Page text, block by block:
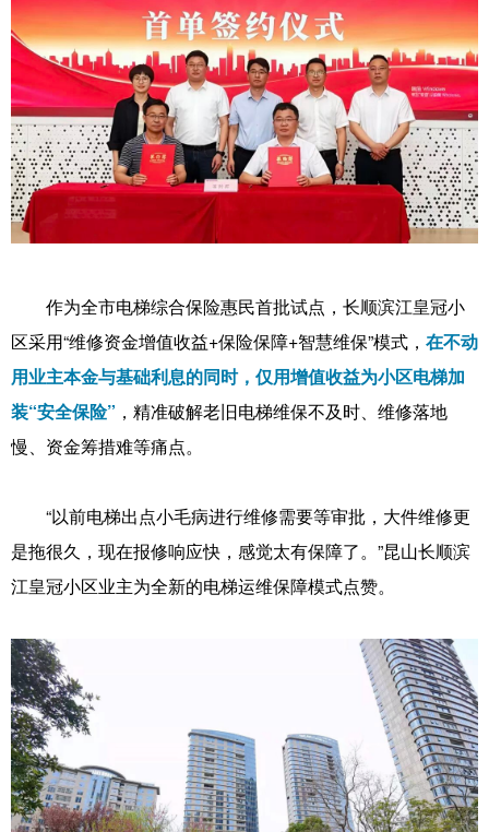
作为全市电梯综合保险惠民首批试点，长顺滨江皇冠小
区采用“维修资金增值收益+保险保障+智慧维保”模式， 在不动
用业主本金与基础利息的同时，仅用增值收益为小区电梯加
装“安全保险” ，精准破解老旧电梯维保不及时、维修落地
慢、资金筹措难等痛点。
“以前电梯出点小毛病进行维修需要等审批，大件维修更
是拖很久，现在报修响应快，感觉太有保障了。”昆山长顺滨
江皇冠小区业主为全新的电梯运维保障模式点赞。